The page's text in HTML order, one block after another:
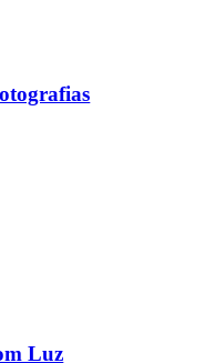
Luz